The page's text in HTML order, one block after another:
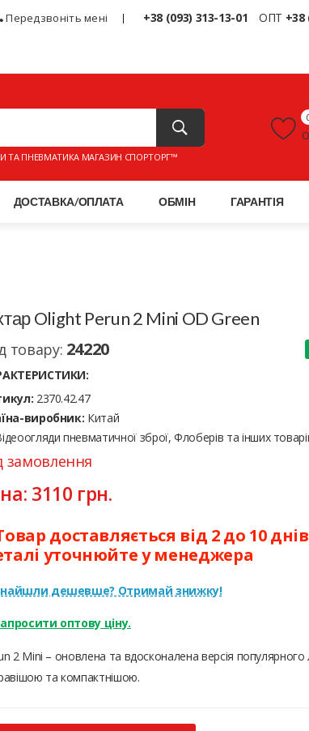
Передзвоніть мені +38 (093) 313-13-01 ОПТ +38
ТА ПНЕВМАТИКА МАГАЗИН СПОРТОРГ™
ДОСТАВКА/ОПЛАТА ОБМІН ГАРАНТІЯ
Olight Perun 2 Mini OD Green
товару: 24220
2370.42.47
виробник: Китай
пневматичної зброї, Флоберів та інших
замовлення
3110 грн.
доставляється від 2 до 10
уточнюйте у менеджера
дешевше? Отримай знижку!
оптову ціну.
2 Mini – оновлена та вдосконалена версія
та компактнішою.